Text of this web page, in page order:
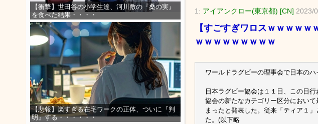
【衝撃】世田谷の小学生達、河川敷の『桑の実』
を食べた結果・・・・
【悲報】楽すぎる在宅ワークの正体、ついに『判
明』する・・・・・・
1: アイアンクロー(東京都) [CN] 2023/
【すごすぎワロスｗｗｗｗ
ｗｗｗｗｗｗｗｗｗ
ワールドラグビーの理事会で日本の
日本ラグビー協会は１１日、この日
協会の新たなカテゴリー区分におい
まったと発表した。従来「ティア１
た。(以下略